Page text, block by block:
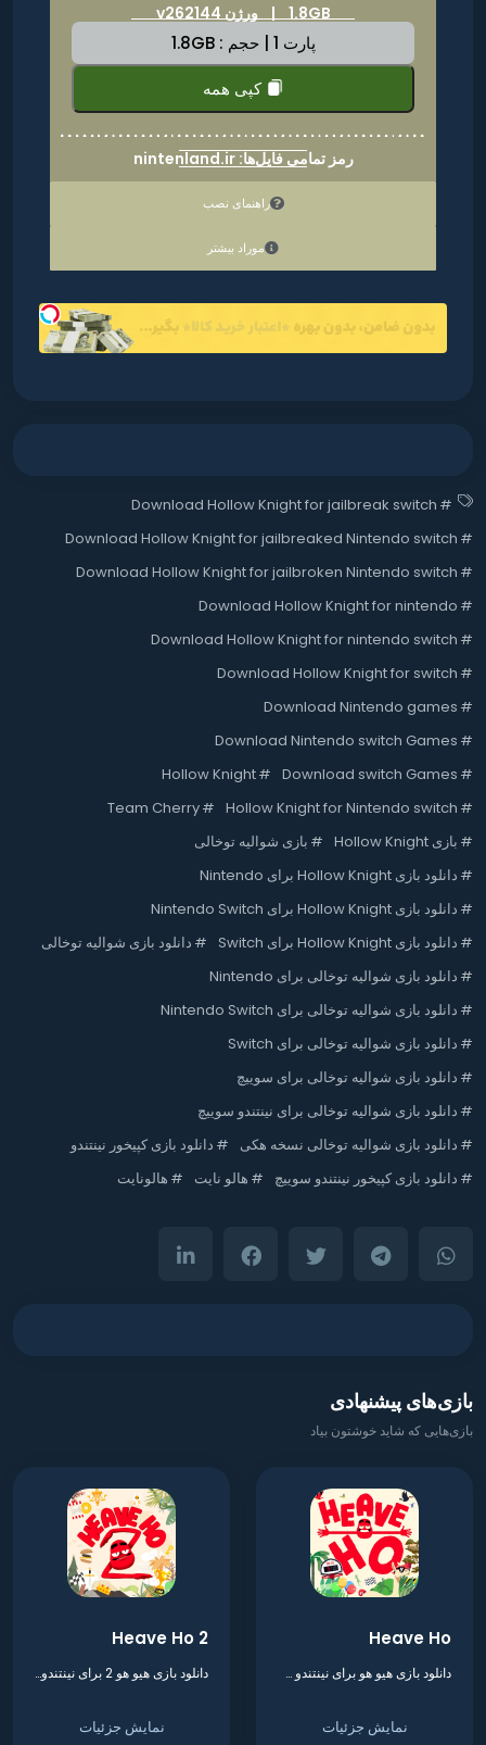
راهنمای نصب
موراد بیشتر
1.8GB | ورژن v262144
پارت 1 | حجم : 1.8GB
کپی همه
رمز تمامی فایل‌ها: nintenland.ir
#
Download Hollow Knight for jailbreak switch
#
Download Hollow Knight for jailbreaked Nintendo switch
#
Download Hollow Knight for jailbroken Nintendo switch
#
Download Hollow Knight for nintendo
#
Download Hollow Knight for nintendo switch
#
Download Hollow Knight for switch
#
Download Nintendo games
#
Download Nintendo switch Games
#
Download switch Games
#
Hollow Knight
#
Hollow Knight for Nintendo switch
#
Team Cherry
# بازی Hollow Knight # بازی شوالیه توخالی
# دانلود بازی Hollow Knight برای Nintendo
# دانلود بازی Hollow Knight برای Nintendo Switch
# دانلود بازی Hollow Knight برای Switch # دانلود بازی شوالیه توخالی
# دانلود بازی شوالیه توخالی برای Nintendo
# دانلود بازی شوالیه توخالی برای Nintendo Switch
# دانلود بازی شوالیه توخالی برای Switch
# دانلود بازی شوالیه توخالی برای سوییچ
# دانلود بازی شوالیه توخالی برای نینتندو سوییچ
# دانلود بازی شوالیه توخالی نسخه هکی # دانلود بازی کپیخور نینتندو
# دانلود بازی کپیخور نینتندو سوییچ # هالو نایت # هالونایت
بازی‌های پیشنهادی
بازی‌هایی که شاید خوشتون بیاد
Heave Ho
دانلود بازی هیو هو برای نینتندو سوییچ
نمایش جزئیات
Heave Ho 2
دانلود بازی هیو هو 2 برای نینتندو سوییچ
نمایش جزئیات